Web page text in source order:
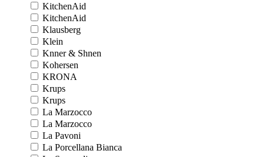
KitchenAid
KitchenAid
Klausberg
Klein
Knner & Shnen
Kohersen
KRONA
Krups
Krups
La Marzocco
La Marzocco
La Pavoni
La Porcellana Bianca